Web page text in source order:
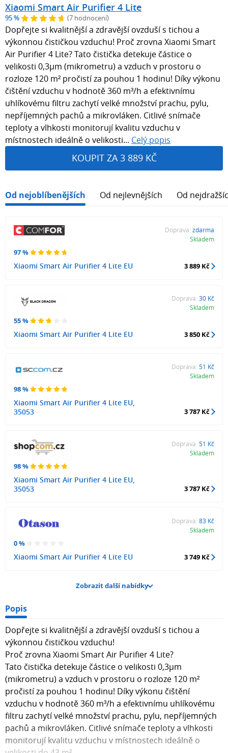
Xiaomi Smart Air Purifier 4 Lite
95 % (7 hodnocení)
Dopřejte si kvalitnější a zdravější ovzduší s tichou a
výkonnou čističkou vzduchu! Proč zrovna Xiaomi Smart
Air Purifier 4 Lite? Tato čistička detekuje částice o
velikosti 0,3µm (mikrometru) a vzduch v prostoru o
rozloze 120 m² pročistí za pouhou 1 hodinu! Díky výkonu
čištění vzduchu v hodnotě 360 m³/h a efektivnímu
uhlíkovému filtru zachytí velké množství prachu, pylu,
nepříjemných pachů a mikrovláken. Citlivé snímače
teploty a vlhkosti monitorují kvalitu vzduchu v
místnostech ideálně o velikosti... Celý popis
KOUPIT ZA 3 889 KČ
Od nejoblíbenějších Od nejlevnějších Od
97 %
Xiaomi Smart Air Purifier 4 Lite EU
Doprava: zdarma
Skladem
3 889 Kč
55 %
Xiaomi Smart Air Purifier 4 Lite EU
Doprava: 30 Kč
Skladem
3 850 Kč
98 %
Xiaomi Smart Air Purifier 4 Lite EU,
35053
Doprava: 51 Kč
Skladem
3 787 Kč
98 %
Xiaomi Smart Air Purifier 4 Lite EU,
35053
Doprava: 51 Kč
Skladem
3 787 Kč
0 %
Xiaomi Smart Air Purifier 4 Lite EU
Doprava: 83 Kč
Skladem
3 749 Kč
Zobrazit další nabídky
Popis
Dopřejte si kvalitnější a zdravější ovzduší s tichou a
výkonnou čističkou vzduchu!
Proč zrovna Xiaomi Smart Air Purifier 4 Lite?
Tato čistička detekuje částice o velikosti 0,3µm
(mikrometru) a vzduch v prostoru o rozloze 120 m²
pročistí za pouhou 1 hodinu! Díky výkonu čištění
vzduchu v hodnotě 360 m³/h a efektivnímu uhlíkovému
filtru zachytí velké množství prachu, pylu, nepříjemných
pachů a mikrovláken. Citlivé snímače teploty a vlhkosti
monitorují kvalitu vzduchu v místnostech ideálně o